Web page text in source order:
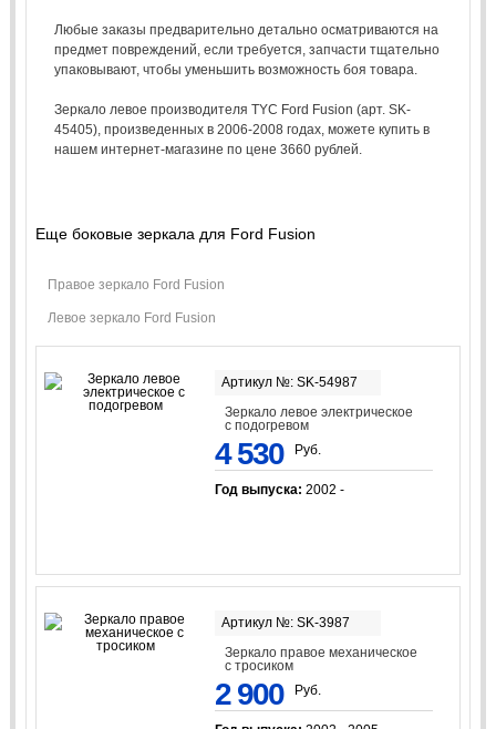
Любые заказы предварительно детально осматриваются на
предмет повреждений, если требуется, запчасти тщательно
упаковывают, чтобы уменьшить возможность боя товара.
Зеркало левое производителя TYC Ford Fusion (арт. SK-
45405), произведенных в 2006-2008 годах, можете купить в
нашем интернет-магазине по цене 3660 рублей.
Еще боковые зеркала для Ford Fusion
Правое зеркало Ford Fusion
Левое зеркало Ford Fusion
Артикул №: SK-54987
Зеркало левое электрическое
с подогревом
4 530 Руб.
Год выпуска: 2002 -
Артикул №: SK-3987
Зеркало правое механическое
с тросиком
2 900 Руб.